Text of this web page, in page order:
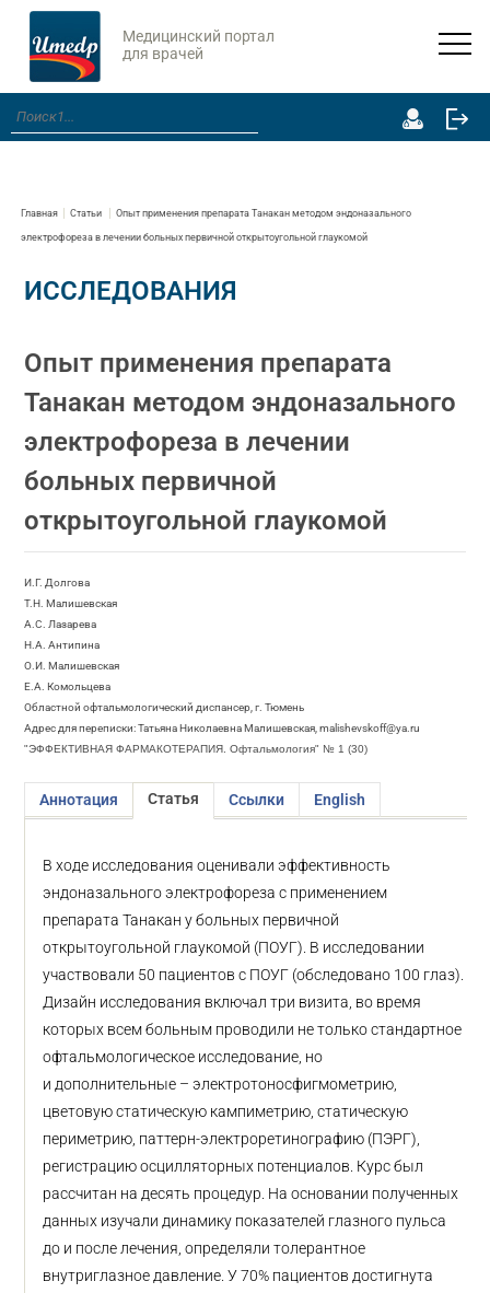
Медицинский портал
для врачей
Главная Статьи Опыт применения препарата Танакан методом эндоназального
электрофореза в лечении больных первичной открытоугольной глаукомой
ИССЛЕДОВАНИЯ
Опыт применения препарата
Танакан методом эндоназального
электрофореза в лечении
больных первичной
открытоугольной глаукомой
И.Г. Долгова
Т.Н. Малишевская
А.С. Лазарева
Н.А. Антипина
О.И. Малишевская
Е.А. Комольцева
Областной офтальмологический диспансер, г. Тюмень
Адрес для переписки: Татьяна Николаевна Малишевская, malishevskoff@ya.ru
"ЭФФЕКТИВНАЯ ФАРМАКОТЕРАПИЯ. Офтальмология" № 1 (30)
Аннотация Статья Ссылки English
В ходе исследования оценивали эффективность
эндоназального электрофореза с применением
препарата Танакан у больных первичной
открытоугольной глаукомой (ПОУГ). В исследовании
участвовали 50 пациентов с ПОУГ (обследовано 100 глаз).
Дизайн исследования включал три визита, во время
которых всем больным проводили не только стандартное
офтальмологическое исследование, но
и дополнительные – электротоносфигмометрию,
цветовую статическую кампиметрию, статическую
периметрию, паттерн-электроретинографию (ПЭРГ),
регистрацию осцилляторных потенциалов. Курс был
рассчитан на десять процедур. На основании полученных
данных изучали динамику показателей глазного пульса
до и после лечения, определяли толерантное
внутриглазное давление. У 70% пациентов достигнута